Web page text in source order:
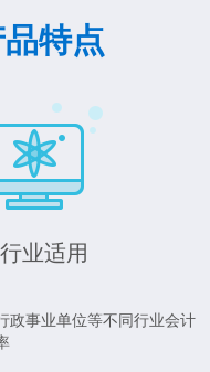
特点
业适用
政事业单位等不同行业会计